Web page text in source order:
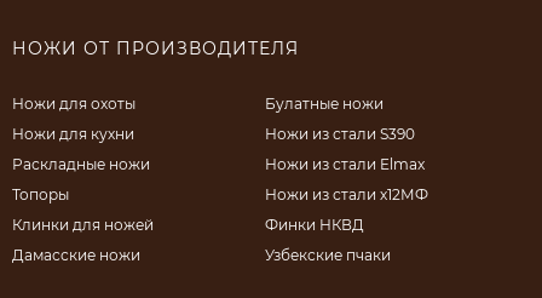
НОЖИ ОТ ПРОИЗВОДИТЕЛЯ
Ножи для охоты
Ножи для кухни
Раскладные ножи
Топоры
Клинки для ножей
Дамасские ножи
Булатные ножи
Ножи из стали S390
Ножи из стали Elmax
Ножи из стали х12МФ
Финки НКВД
Узбекские пчаки